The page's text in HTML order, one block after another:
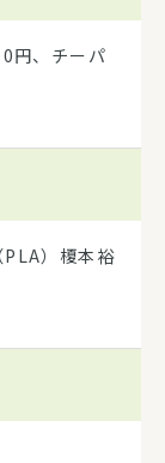
円、チーパ
PLA）榎本裕